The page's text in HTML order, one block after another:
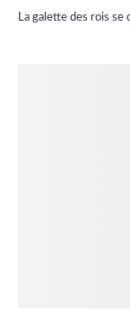
La galette des rois se